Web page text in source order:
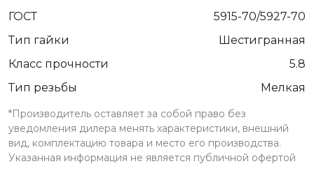
ГОСТ
5915-70/5927-70
Тип гайки
Шестигранная
Класс прочности
5.8
Тип резьбы
Мелкая
*Производитель оставляет за собой право без
уведомления дилера менять характеристики, внешний
вид, комплектацию товара и место его производства.
Указанная информация не является публичной офертой